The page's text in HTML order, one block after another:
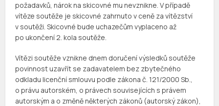
požadavků, nárok na skicovné mu nevznikne. V případě
vítěze soutěže je skicovné zahrnuto v ceně za vítězství
v soutěži. Skicovné bude uchazečům vyplaceno až
po ukončení 2. kola soutěže.
Vítězi soutěže vznikne dnem doručení výsledků soutěže
povinnost uzavřít se zadavatelem bez zbytečného
odkladu licenční smlouvu podle zákona č. 121/2000 Sb.,
o právu autorském, o právech souvisejících s právem
autorským a o změně některých zákonů (autorský zákon),